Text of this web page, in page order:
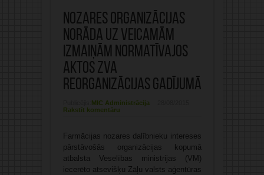
Nozares organizācijas
norāda uz veicamām
izmaiņām normatīvajos
aktos ZVA
reorganizācijas gadījumā
MIC Administrācija
Rakstīt komentāru
Farmācijas nozares dalībnieku intereses
pārstāvošās organizācijas kopumā
atbalsta Veselības ministrijas (VM)
iecerēto atsevišķu Zāļu valsts aģentūras